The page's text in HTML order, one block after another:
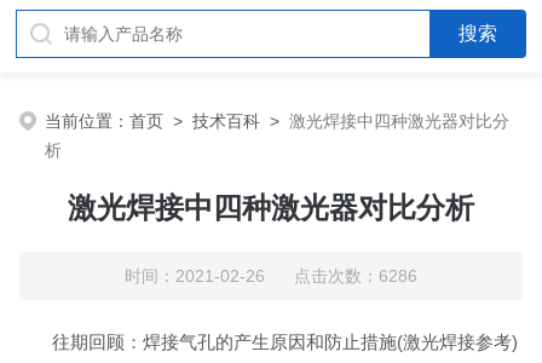
镜、工具显微镜、显微分析软件、定制显微光学系统
当前位置：首页 >技术百科 >激光焊接中四种激光器对比分
析
激光焊接中四种激光器对比分析
时间：2021-02-26 点击次数：6286
往期回顾：焊接气孔的产生原因和防止措施(激光焊接参考)